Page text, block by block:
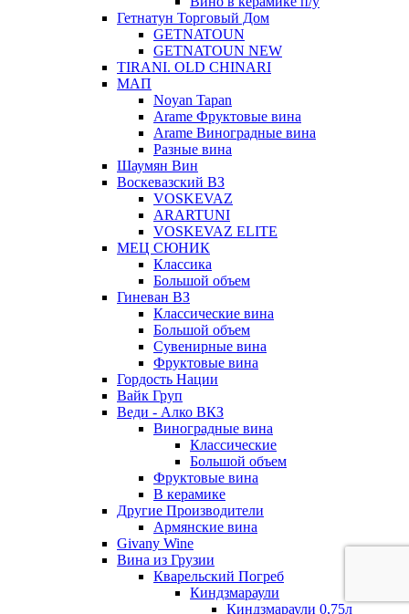
Гетнатун Торговый Дом
GETNATOUN
GETNATOUN NEW
TIRANI. OLD CHINARI
МАП
Noyan Tapan
Arame Фруктовые вина
Arame Виноградные вина
Разные вина
Шаумян Вин
Воскевазский ВЗ
VOSKEVAZ
ARARTUNI
VOSKEVAZ ELITE
МЕЦ СЮНИК
Классика
Большой объем
Гиневан ВЗ
Классические вина
Большой объем
Сувенирные вина
Фруктовые вина
Гордость Нации
Вайк Груп
Веди - Алко ВКЗ
Виноградные вина
Классические
Большой объем
Фруктовые вина
В керамике
Другие Производители
Армянские вина
Givany Wine
Вина из Грузии
Кварельский Погреб
Киндзмараули
Киндзмараули 0,75л